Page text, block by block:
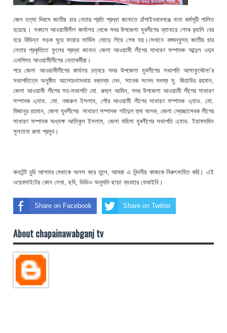
জেল হত্যা দিবসে জাতীয় চার নেতার প্রতি শ্রদ্ধা জানাতে চাঁপাইনবাবগঞ্জে নানা কর্মসূচী পালিত
হয়েছে। সকালে আওয়ামীলীগ কার্যালয় থেকে সদর উপজেলা যুবলীগের ব্যানারে শোক র‌্যালি বের
হয়ে বিভিন্ন সড়ক ঘুরে ফায়ার সার্ভিস মোড়ে গিয়ে শেষ হয়।সেখানে বঙ্গবন্ধুসহ জাতীয় চার
নেতার প্রকৃতিতে ফুলের শ্রদ্ধা জানান জেলা আওয়ামী লীগের সাধারণ সম্পাদক আব্দুল ওদুদ
এমপিসহ আওয়ামীলীগের নেতাকর্মীরা।
পরে জেলা আওয়ামীলীগের কার্যলয় চত্বরে সদর উপজেলা যুবলীগের সভাপতি আসাফুদ্দৌলা’র
সভাপতিত্বে অনুষ্ঠিত আলোচনাসভায় বক্তব্য দেন, সাবেক সংসদ সদস্য মু. জিয়াউর রহমান,
জেলা আওয়ামী লীগের সহ-সভাপতি মো. রুহুল আমিন, সদর উপজেলা আওয়ামী লীগের সাধারণ
সম্পাদক এ্যাড. মো. নজরুল ইসলাম, পৌর আওয়ামী লীগের সাধারণ সম্পাদক এ্যাড. মো.
মিজানুর রহমান, জেলা যুবলীগের সাধারণ সম্পাদক শহিদুল হুদা অলক, জেলা স্বেচ্ছাসেবক লীগের
সাধারণ সম্পাদক অধ্যক্ষ আতিকুল ইসলাম, জেলা মহিলা যুবলীগের সভাপতি এ্যাড. ইয়ামসমিন
সুলতানা রুমা প্রমুখ।
কনটেন্ট চুরি আপনার মেধাকে অলস করে তুলে, আমরা এ নিন্দনীয় কাজকে নিরুৎসাহিত করি। এই
ওয়েবসাইটের কোন লেখা, ছবি, ভিডিও অনুমতি ছাড়া ব্যবহার বেআইনি।
Share on Facebook Share on Twitter
About chapainawabganj tv